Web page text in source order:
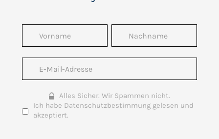
Alles Sicher. Wir Spammen nicht.
Ich habe Datenschutzbestimmung gelesen und
akzeptiert.